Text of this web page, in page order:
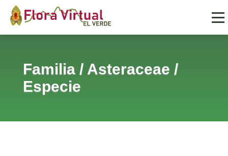
Familia/ Asteraceae /
Especie